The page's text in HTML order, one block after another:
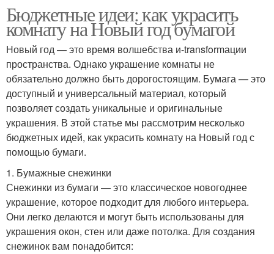
Бюджетные идеи: как украсить
комнату на Новый год бумагой
Новый год — это время волшебства и-transformации
пространства. Однако украшение комнаты не
обязательно должно быть дорогостоящим. Бумага — это
доступный и универсальный материал, который
позволяет создать уникальные и оригинальные
украшения. В этой статье мы рассмотрим несколько
бюджетных идей, как украсить комнату на Новый год с
помощью бумаги.
1. Бумажные снежинки
Снежинки из бумаги — это классическое новогоднее
украшение, которое подходит для любого интерьера.
Они легко делаются и могут быть использованы для
украшения окон, стен или даже потолка. Для создания
снежинок вам понадобится: